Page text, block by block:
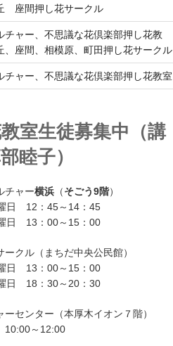
座間押し花サークル
チャー、不思議な花倶楽部押し花教
、座間、相模原、町田押し花サークル
チャー、不思議な花倶楽部押し花教室
室生徒募集中（講
睦子）
チャー横浜（そごう9階）
日 12：45～14：45
日 13：00～15：00
ークル（まちだ中央公民館）
日 13：00～15：00
日 18：30～20：30
ーセンター（本厚木イオン７階）
～12:00